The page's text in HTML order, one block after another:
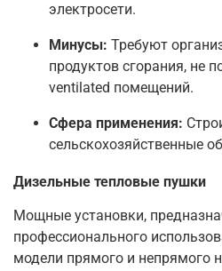
электросети.
Минусы: Требуют
продуктов сгорания, не
ventilated помещений.
Сфера применения:
сельскохозяйственные
Дизельные тепловые пушки
Мощные установки,
профессионального
модели прямого и непрямого